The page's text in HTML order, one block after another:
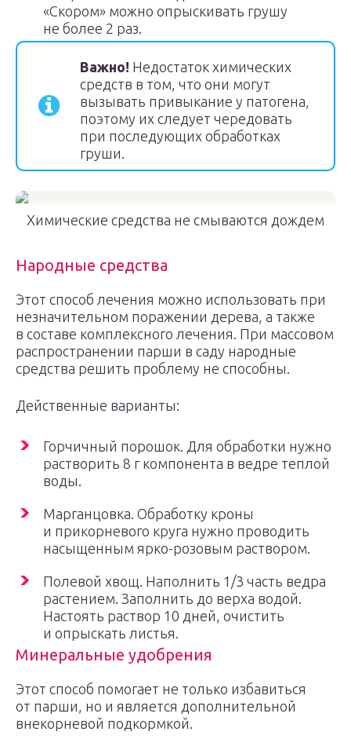
«Скором» можно опрыскивать грушу
не более 2 раз.
Важно! Недостаток химических
средств в том, что они могут
вызывать привыкание у патогена,
поэтому их следует чередовать
при последующих обработках
груши.
Химические средства не смываются дождем
Народные средства
Этот способ лечения можно использовать при
незначительном поражении дерева, а также
в составе комплексного лечения. При массовом
распространении парши в саду народные
средства решить проблему не способны.
Действенные варианты:
Горчичный порошок. Для обработки нужно
растворить 8 г компонента в ведре теплой
воды.
Марганцовка. Обработку кроны
и прикорневого круга нужно проводить
насыщенным ярко-розовым раствором.
Полевой хвощ. Наполнить 1/3 часть ведра
растением. Заполнить до верха водой.
Настоять раствор 10 дней, очистить
и опрыскать листья.
Минеральные удобрения
Этот способ помогает не только избавиться
от парши, но и является дополнительной
внекорневой подкормкой.